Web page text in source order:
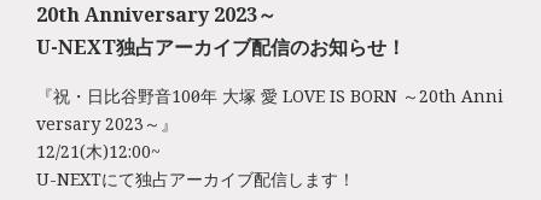
20th Anniversary 2023～
U-NEXT独占アーカイブ配信のお知らせ！
『祝・日比谷野音100周年 大塚 愛 LOVE IS BORN ～20th Anni
versary 2023～』
12/21(木)12:00~
U-NEXTにて独占アーカイブ配信します！